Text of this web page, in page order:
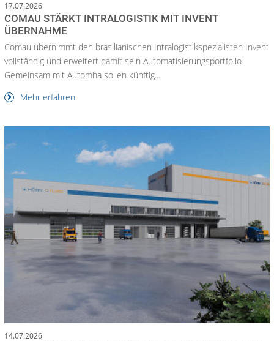
17.07.2026
COMAU STÄRKT INTRALOGISTIK MIT INVENT
ÜBERNAHME
Comau übernimmt den brasilianischen Intralogistikspezialisten Invent
vollständig und erweitert damit sein Automatisierungsportfolio.
Gemeinsam mit Automha sollen künftig...
Mehr erfahren
14.07.2026